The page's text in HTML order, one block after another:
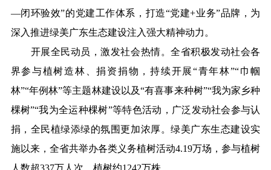
—闭环验效”的党建工作体系，打造“党建+业务”品牌，为
深入推进绿美广东生态建设注入强大精神动力。
开展全民动员，激发社会热情。全省积极发动社会各
界参与植树造林、捐资捐物，持续开展“青年林”“巾帼
林”“年例林”等主题林建设以及“有喜事来种树”“我为家乡种
棵树”“我为全运种棵树”等特色活动，广泛发动社会参与认
捐，全民植绿添绿的氛围更加浓厚。绿美广东生态建设实
施以来，全省共举办各类义务植树活动4.19万场，参与植树
人数超337万人次，植树约1242万株。